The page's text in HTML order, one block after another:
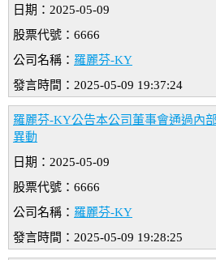
日期：2025-05-09
股票代號：6666
公司名稱： 羅麗芬-KY
發言時間：2025-05-09 19:37:24
羅麗芬-KY公告本公司董事會通過內
異動
日期：2025-05-09
股票代號：6666
公司名稱： 羅麗芬-KY
發言時間：2025-05-09 19:28:25